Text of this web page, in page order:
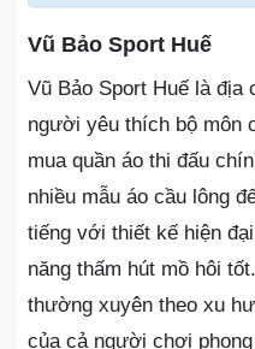
Vũ Bảo Sport Huế
Vũ Bảo Sport Huế là địa
người yêu thích bộ môn
mua quần áo thi đấu
nhiều mẫu áo cầu lông
tiếng với thiết kế hiện
năng thấm hút mồ hôi
thường xuyên theo xu
của cả người chơi